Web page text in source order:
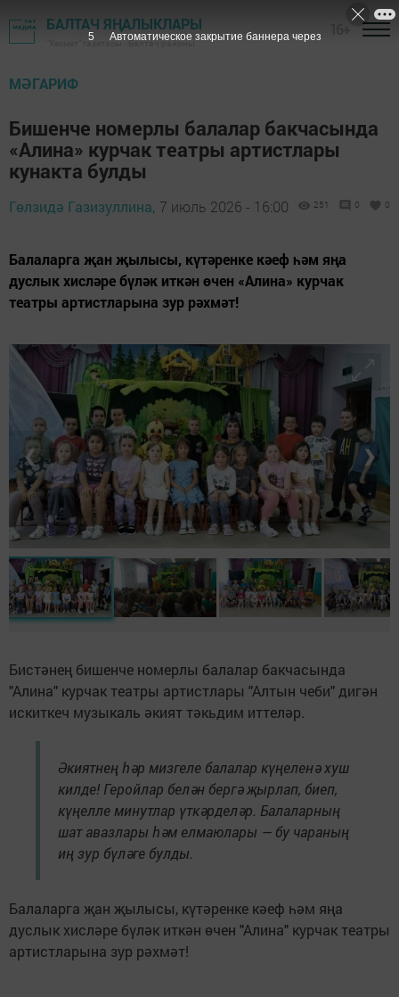
БАЛТАЧ ЯҢАЛЫКЛАРЫ
"Хезмәт" газетасы - Балтач районы
МӘГАРИФ
Бишенче номерлы балалар бакчасында
«Алина» курчак театры артистлары
кунакта булды
Гөлзидә Газизуллина, 7 июль 2026 - 16:00 251 0 0
Балаларга җан җылысы, күтәренке кәеф һәм яңа
дуслык хисләре бүләк иткән өчен «Алина» курчак
театры артистларына зур рәхмәт!
❮ ❯
Бистәнең бишенче номерлы балалар бакчасында
"Алина" курчак театры артистлары "Алтын чеби" дигән
искиткеч музыкаль әкият тәкьдим иттеләр.
Әкиятнең һәр мизгеле балалар күңеленә хуш
килде! Геройлар белән бергә җырлап, биеп,
күңелле минутлар үткәрделәр. Балаларның
шат авазлары һәм елмаюлары — бу чараның
иң зур бүләге булды.
Балаларга җан җылысы, күтәренке кәеф һәм яңа
дуслык хисләре бүләк иткән өчен "Алина" курчак театры
артистларына зур рәхмәт!
4 Автоматическое закрытие баннера через